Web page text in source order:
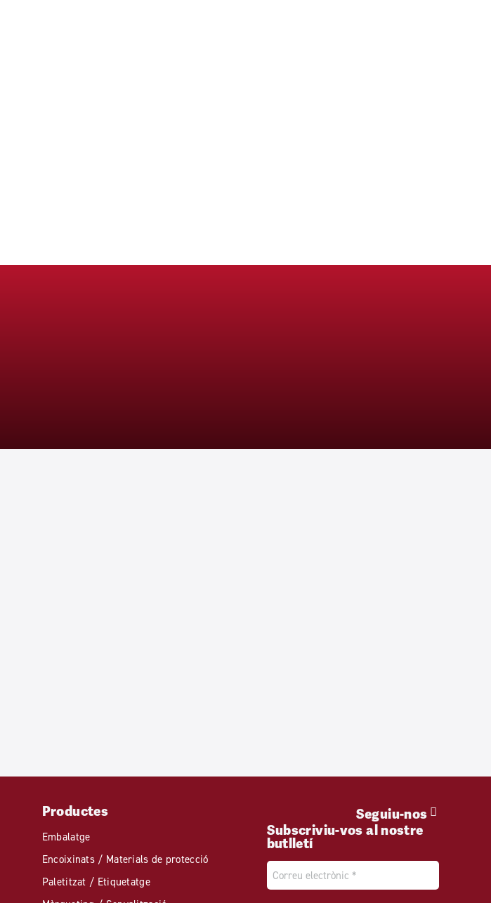
Productes
Embalatge
Encoixinats / Materials de protecció
Paletitzat / Etiquetatge
Seguiu-nos
Subscriviu-vos al nostre
butlletí
Email